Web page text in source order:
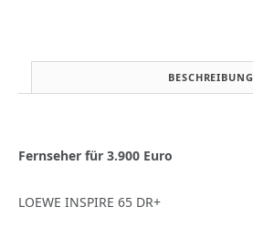
BESCHREIBUNG
Fernseher für 3.900 Euro
LOEWE INSPIRE 65 DR+